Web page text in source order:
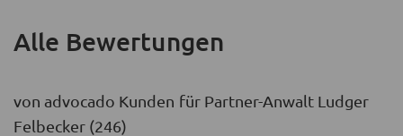
Alle Bewertungen
von advocado Kunden für Partner-Anwalt Ludger
Felbecker (246)